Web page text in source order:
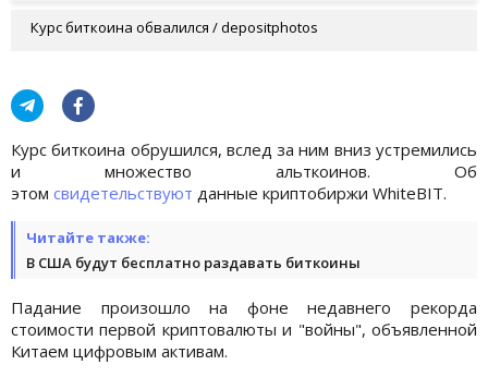
Курс биткоина обвалился / depositphotos
Курс биткоина обрушился, вслед за ним вниз устремились
и множество альткоинов. Об
этом свидетельствуют данные криптобиржи WhiteBIT.
Читайте также:
В США будут бесплатно раздавать биткоины
Падание произошло на фоне недавнего рекорда
стоимости первой криптовалюты и "войны", объявленной
Китаем цифровым активам.